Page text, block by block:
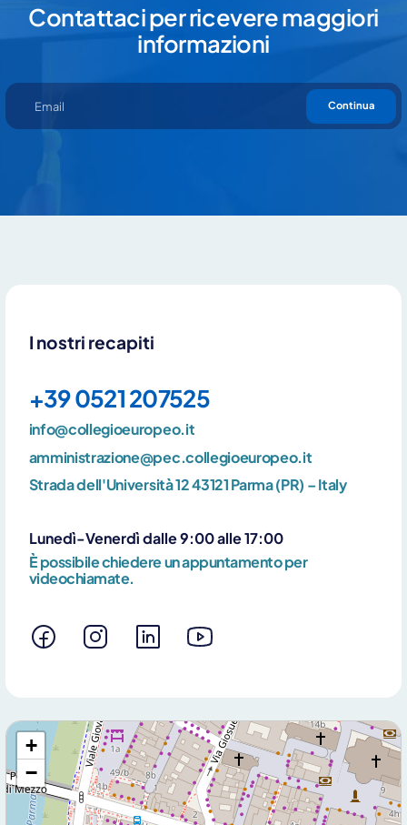
Contattaci per ricevere maggiori
informazioni
Continua
I nostri recapiti
+39 0521 207525
info@collegioeuropeo.it
amministrazione@pec.collegioeuropeo.it
Strada dell'Università 12 43121 Parma (PR) – Italy
Lunedì-Venerdì dalle 9:00 alle 17:00
È possibile chiedere un appuntamento per
videochiamate.
+
−